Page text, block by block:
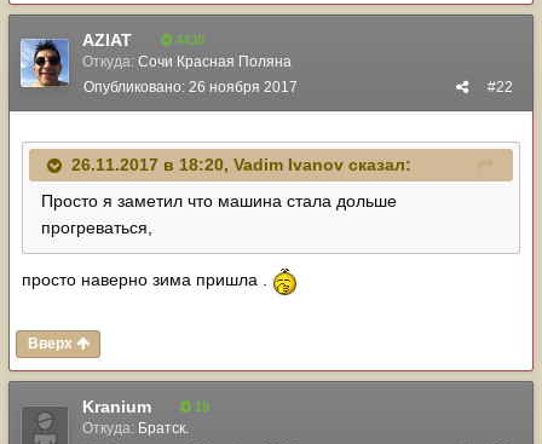
AZIAT 4430
Откуда: Сочи Красная Поляна
#22
Опубликовано: 26 ноября 2017
26.11.2017 в 18:20, Vadim Ivanov сказал:
Просто я заметил что машина стала дольше
прогреваться,
просто наверно зима пришла .
Вверх
Kranium 19
Откуда: Братск.